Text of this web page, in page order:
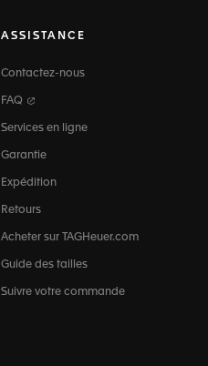
ASSISTANCE
Contactez-nous
FAQ
Services en ligne
Garantie
Expédition
Retours
Acheter sur TAGHeuer.com
Guide des tailles
Suivre votre commande